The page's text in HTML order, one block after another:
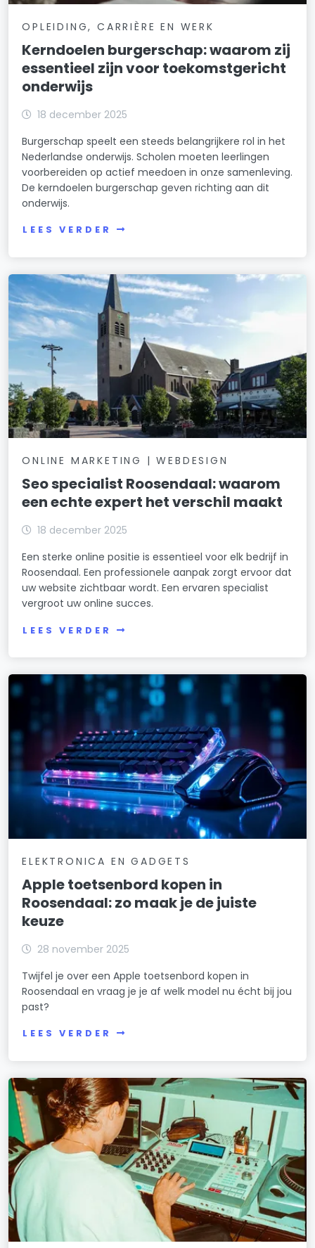
OPLEIDING, CARRIÈRE EN WERK
Kerndoelen burgerschap: waarom zij
essentieel zijn voor toekomstgericht
onderwijs
18 december 2025
Burgerschap speelt een steeds belangrijkere rol in het
Nederlandse onderwijs. Scholen moeten leerlingen
voorbereiden op actief meedoen in onze samenleving.
De kerndoelen burgerschap geven richting aan dit
onderwijs.
LEES VERDER
ONLINE MARKETING | WEBDESIGN
Seo specialist Roosendaal: waarom
een echte expert het verschil maakt
18 december 2025
Een sterke online positie is essentieel voor elk bedrijf in
Roosendaal. Een professionele aanpak zorgt ervoor dat
uw website zichtbaar wordt. Een ervaren specialist
vergroot uw online succes.
LEES VERDER
ELEKTRONICA EN GADGETS
Apple toetsenbord kopen in
Roosendaal: zo maak je de juiste
keuze
28 november 2025
Twijfel je over een Apple toetsenbord kopen in
Roosendaal en vraag je je af welk model nu écht bij jou
past?
LEES VERDER